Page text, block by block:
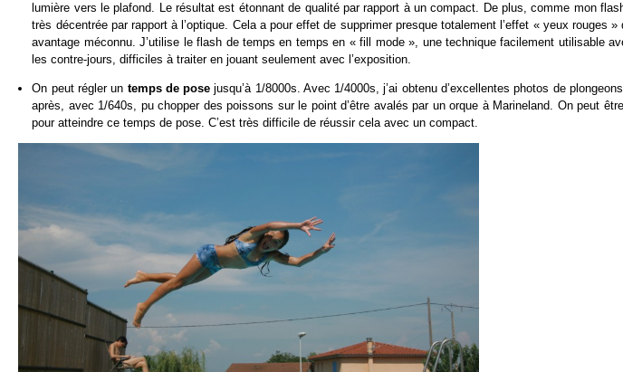
lumière vers le plafond. Le résultat est étonnant de qualité par rapport à un compact. De plus, comme mon
très décentrée par rapport à l’optique. Cela a pour effet de supprimer presque totalement l’effet « yeux rouges
avantage méconnu. J’utilise le flash de temps en temps en « fill mode », une technique facilement utilisable
les contre-jours, difficiles à traiter en jouant seulement avec l’exposition.
On peut régler un temps de posejusqu’à 1/8000s. Avec 1/4000s, j’ai obtenu d’excellentes photos de
après, avec 1/640s, pu chopper des poissons sur le point d’être avalés par un orque à Marineland. On peut
pour atteindre ce temps de pose. C’est très difficile de réussir cela avec un compact.